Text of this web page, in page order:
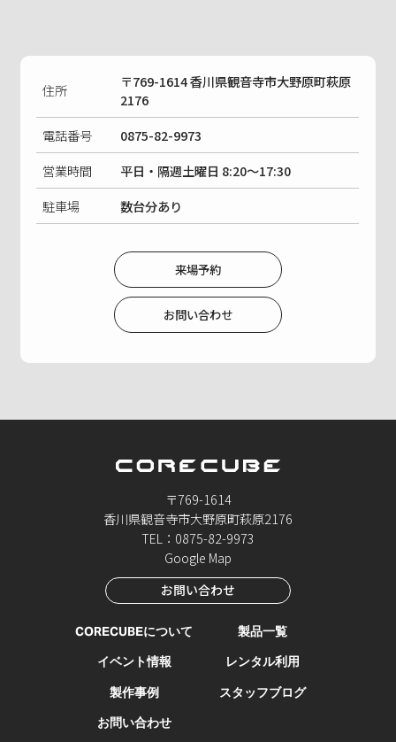
住所
〒769-1614 香川県観音寺市大野原町萩原
2176
電話番号
0875-82-9973
営業時間
平日・隔週土曜日 8:20〜17:30
駐車場
数台分あり
来場予約
お問い合わせ
〒769-1614
香川県観音寺市大野原町萩原2176
TEL：0875-82-9973
Google Map
お問い合わせ
CORECUBEについて
製品一覧
イベント情報
レンタル利用
製作事例
スタッフブログ
お問い合わせ